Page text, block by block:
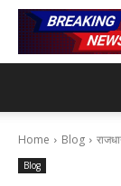
Home Blog
Blog